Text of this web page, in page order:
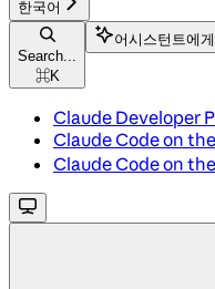
한국어
Search...
⌘K
어시스턴트에
Claude Developer
Claude Code on
Claude Code on